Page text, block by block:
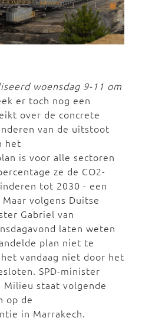
woensdag 9-11 om
er toch nog een
over de concrete
van de uitstoot
het
is voor alle sectoren
ze de CO2-
tot 2030 - een
volgens Duitse
Gabriel van
laten weten
plan niet te
vandaag niet door het
SPD-minister
Milieu staat volgende
op de
in Marrakech.